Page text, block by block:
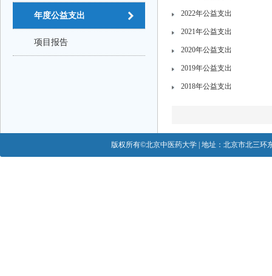
年度公益支出
项目报告
2022年公益支出
2021年公益支出
2020年公益支出
2019年公益支出
2018年公益支出
版权所有©北京中医药大学 | 地址：北京市